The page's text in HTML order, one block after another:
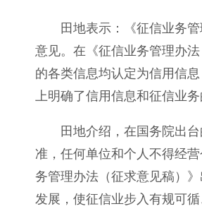
田地表示：《征信业务管
意见。在《征信业务管理办
的各类信息均认定为信用信
上明确了信用信息和征信业务
田地介绍，在国务院出台
准，任何单位和个人不得经
务管理办法（征求意见稿）
发展，使征信业步入有规可